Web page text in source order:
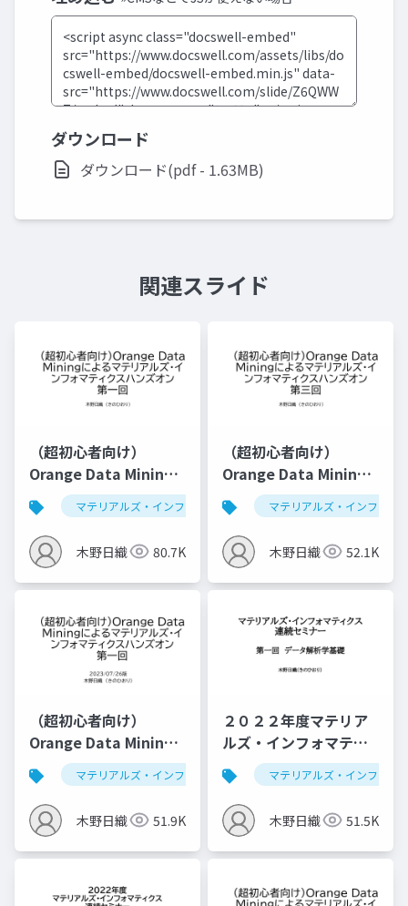
ダウンロード
ダウンロード(pdf - 1.63MB)
関連スライド
（超初心者向け）
Orange Data Mining
によるマテリアルズ・
インフォマティクスハ
ンズオン第一回
マテリアルズ・インフォマティクス データ解析学
木野日織 80.7K
（超初心者向け）
Orange Data Mining
によるマテリアルズ・
インフォマティクスハ
ンズオン第三回（仮）
マテリアルズ・インフォマ
木野日織 52.1K
（超初心者向け）
Orange Data Mining
によるマテリアルズ・
インフォマティクスハ
ンズオン第一回
（2023/07/26版）
マテリアルズ・インフォマティクス データ解析学
木野日織 51.9K
２０２２年度マテリア
ルズ・インフォマティ
クス連続セミナー：デ
ータ解析学基礎
マテリアルズ・インフォマ
木野日織 51.5K